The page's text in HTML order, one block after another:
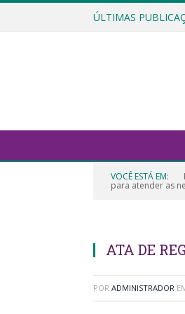
ÚLTIMAS
VOCÊ ESTÁ EM:
para atender as
ATA DE
POR ADMINISTRADOR